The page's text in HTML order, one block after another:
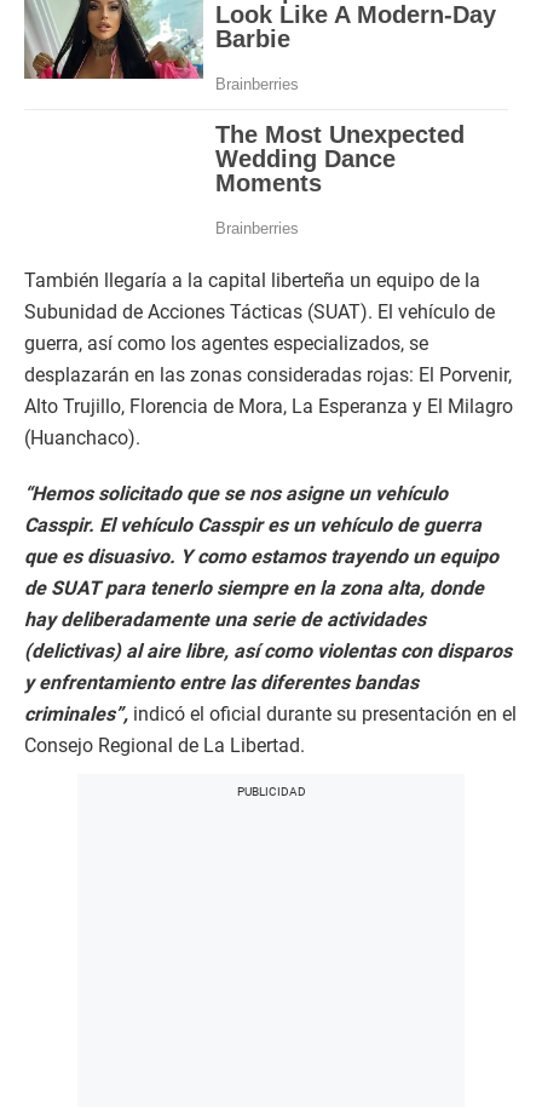
También llegaría a la capital liberteña un equipo de la
Subunidad de Acciones Tácticas (SUAT). El vehículo de
guerra, así como los agentes especializados, se
desplazarán en las zonas consideradas rojas: El Porvenir,
Alto Trujillo, Florencia de Mora, La Esperanza y El Milagro
(Huanchaco).
“Hemos solicitado que se nos asigne un vehículo
Casspir. El vehículo Casspir es un vehículo de guerra
que es disuasivo. Y como estamos trayendo un equipo
de SUAT para tenerlo siempre en la zona alta, donde
hay deliberadamente una serie de actividades
(delictivas) al aire libre, así como violentas con disparos
y enfrentamiento entre las diferentes bandas
criminales”, indicó el oficial durante su presentación en el
Consejo Regional de La Libertad.